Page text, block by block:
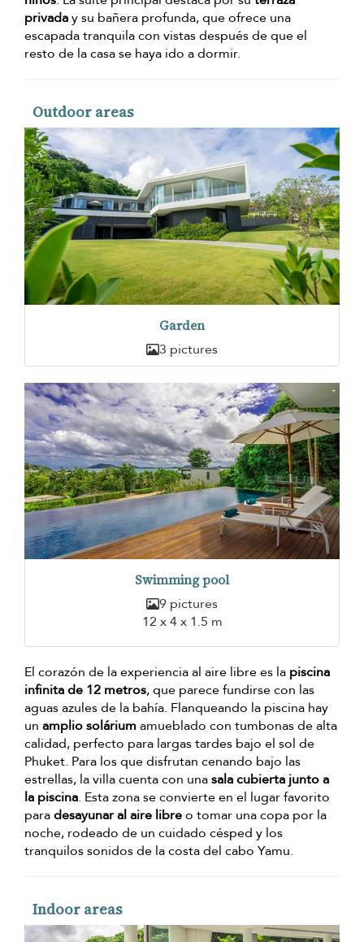
privaday su bañera profunda, que ofrece una
escapada tranquila con vistas después de que el
resto de la casa se haya ido a dormir.
Outdoor areas
Garden
3 pictures
Swimming pool
9 pictures
12 x 4 x 1.5 m
El corazón de la experiencia al aire libre es la piscina
infinita de 12 metros, que parece fundirse con las
aguas azules de la bahía. Flanqueando la piscina hay
un amplio soláriumamueblado con tumbonas de alta
calidad, perfecto para largas tardes bajo el sol de
Phuket. Para los que disfrutan cenando bajo las
estrellas, la villa cuenta con unasala cubierta junto a
la piscina. Esta zona se convierte en el lugar favorito
paradesayunar al aire libreo tomar una copa por la
noche, rodeado de un cuidado césped y los
tranquilos sonidos de la costa del cabo Yamu.
Indoor areas